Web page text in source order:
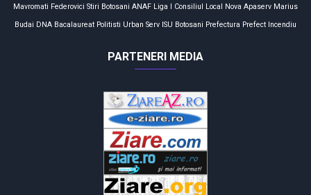
Mavromati Federovici Stiri Botosani ANAF Liga I Consiliul Local Nova Apaserv Marius
Budai DNA Bacalaureat Politisti Urban Serv ISU Botosani Prefectura Prefect Incendiu
PARTENERI MEDIA